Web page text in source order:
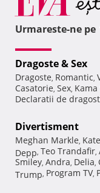
Urmareste-ne pe
Dragoste & Sex
Dragoste, Romantic,
Casatorie, Sex,
Declaratii de
Divertisment
Meghan Markle,
Depp, Teo Trandafir,
Smiley, Andra, Delia,
Trump, Program TV,